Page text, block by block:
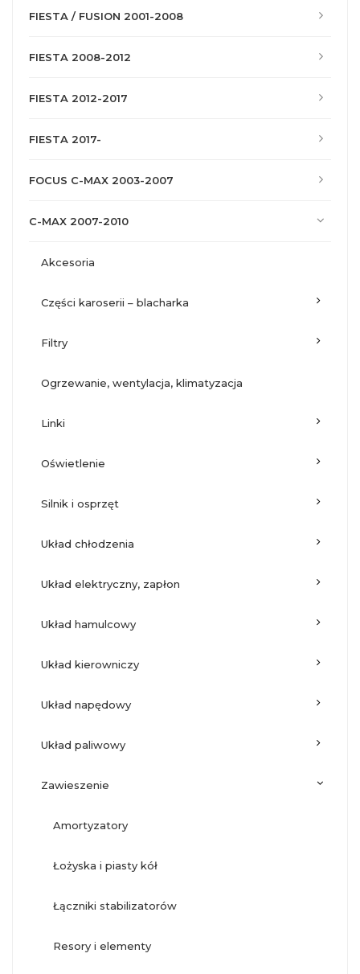
FIESTA / FUSION 2001-2008
FIESTA 2008-2012
FIESTA 2012-2017
FIESTA 2017-
FOCUS C-MAX 2003-2007
C-MAX 2007-2010
akcesoria
części karoserii – blacharka
filtry
ogrzewanie, wentylacja, klimatyzacja
linki
oświetlenie
silnik i osprzęt
układ chłodzenia
układ elektryczny, zapłon
układ hamulcowy
układ kierowniczy
układ napędowy
układ paliwowy
zawieszenie
amortyzatory
łożyska i piasty kół
łączniki stabilizatorów
resory i elementy